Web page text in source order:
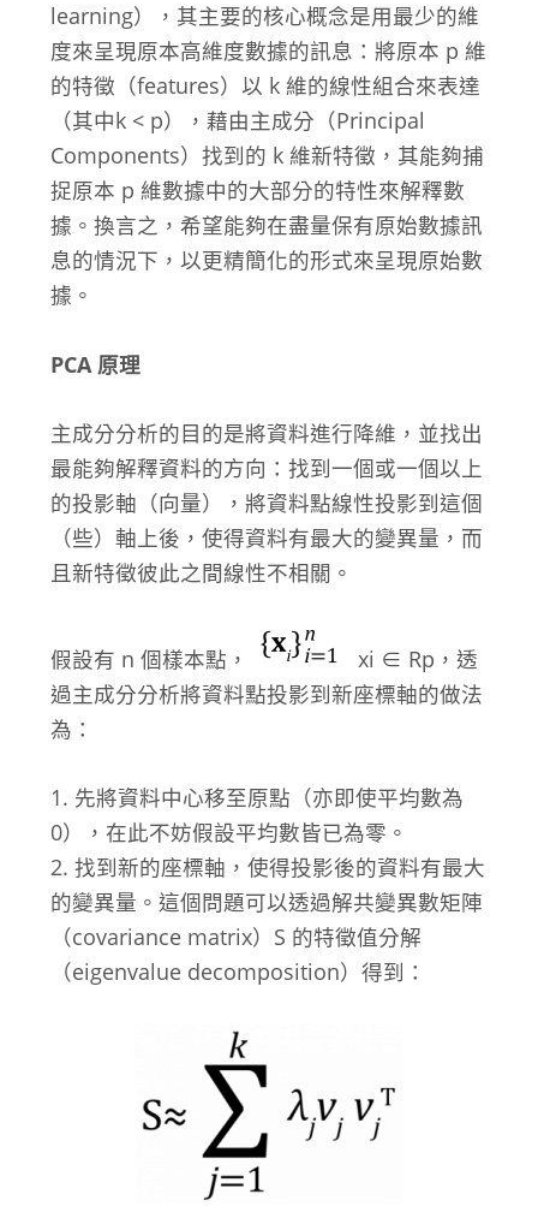
learning），其主要的核心概念是用最少的維
度來呈現原本高維度數據的訊息：將原本 p 維
的特徵（features）以 k 維的線性組合來表達
（其中k < p），藉由主成分（Principal
Components）找到的 k 維新特徵，其能夠捕
捉原本 p 維數據中的大部分的特性來解釋數
據。換言之，希望能夠在盡量保有原始數據訊
息的情況下，以更精簡化的形式來呈現原始數
據。
PCA 原理
主成分分析的目的是將資料進行降維，並找出
最能夠解釋資料的方向：找到一個或一個以上
的投影軸（向量），將資料點線性投影到這個
（些）軸上後，使得資料有最大的變異量，而
且新特徵彼此之間線性不相關。
假設有 n 個樣本點， xi ∈ Rp ，透
過主成分分析將資料點投影到新座標軸的做法
為：
1. 先將資料中心移至原點（亦即使平均數為
0），在此不妨假設平均數皆已為零。
2. 找到新的座標軸，使得投影後的資料有最大
的變異量。這個問題可以透過解共變異數矩陣
（covariance matrix）S 的特徵值分解
（eigenvalue decomposition）得到：